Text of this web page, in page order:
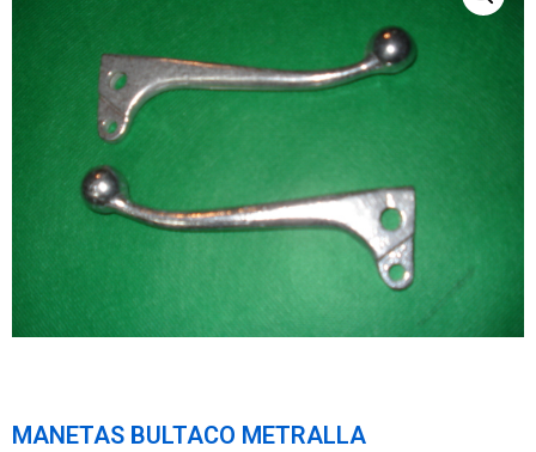
MANETAS BULTACO METRALLA